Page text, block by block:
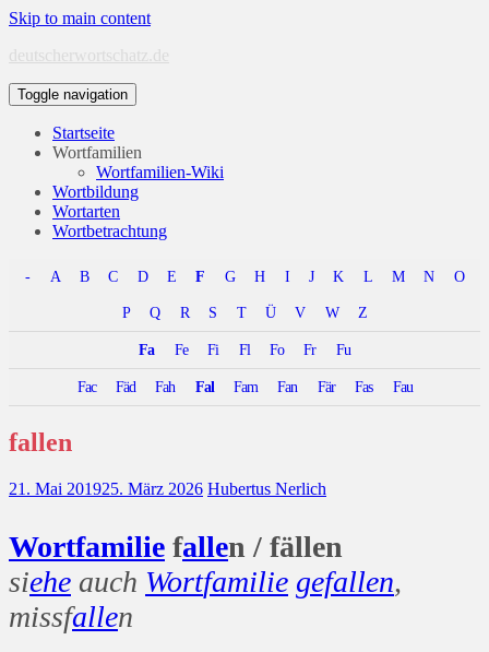
Skip to main content
deutscherwortschatz.de
Toggle navigation
Startseite
Wortfamilien
Wortfamilien-Wiki
Wortbildung
Wortarten
Wortbetrachtung
- A B C D E F G H I J K L M N O
P Q R S T Ü V W Z
Fa Fe Fi Fl Fo Fr Fu
Fac Fäd Fah Fal Fam Fan Fär Fas Fau
fallen
21. Mai 201925. März 2026 Hubertus Nerlich
Wortfamilie fallen / fällen
siehe auch Wortfamilie gefallen,
missfallen